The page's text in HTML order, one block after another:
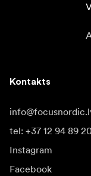
Kontakts
tel: +37 12 94 89
Instagram
Facebook